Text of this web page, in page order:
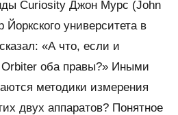
Curiosity Джон Мурс (John
университета в
«А что, если и
оба правы?» Иными
методики измерения
двух аппаратов? Понятное